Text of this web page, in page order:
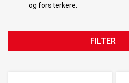
og forsterkere.
FILTER